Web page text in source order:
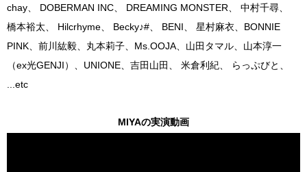
chay、 DOBERMAN INC、 DREAMING MONSTER、 中村千尋、
橋本裕太、 Hilcrhyme、 Becky♪#、 BENI、 星村麻衣、BONNIE
PINK、前川紘毅、丸本莉子、Ms.OOJA、山田タマル、山本淳一
（ex光GENJI）、UNIONE、吉田山田、 米倉利紀、 らっぷびと、
...etc
MIYAの実演動画